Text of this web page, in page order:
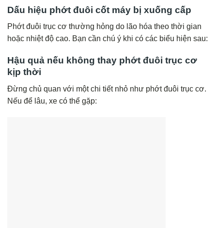
Dấu hiệu phớt đuôi cốt máy bị xuống cấp
Phớt đuôi trục cơ thường hỏng do lão hóa theo thời gian
hoặc nhiệt độ cao. Bạn cần chú ý khi có các biểu hiện sau:
Hậu quả nếu không thay phớt đuôi trục cơ
kịp thời
Đừng chủ quan với một chi tiết nhỏ như phớt đuôi trục cơ.
Nếu để lâu, xe có thể gặp: